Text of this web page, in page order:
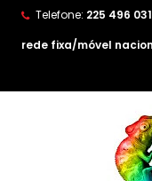
Telefone: 225 496
rede fixa/móvel
As
Create
Wishlist name
Entrar
You need to be
wishlist.